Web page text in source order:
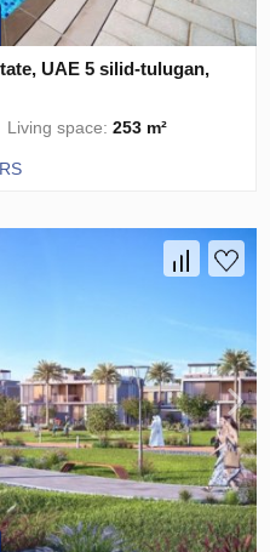
UAE 5 silid-tulugan,
Living space:253 m²